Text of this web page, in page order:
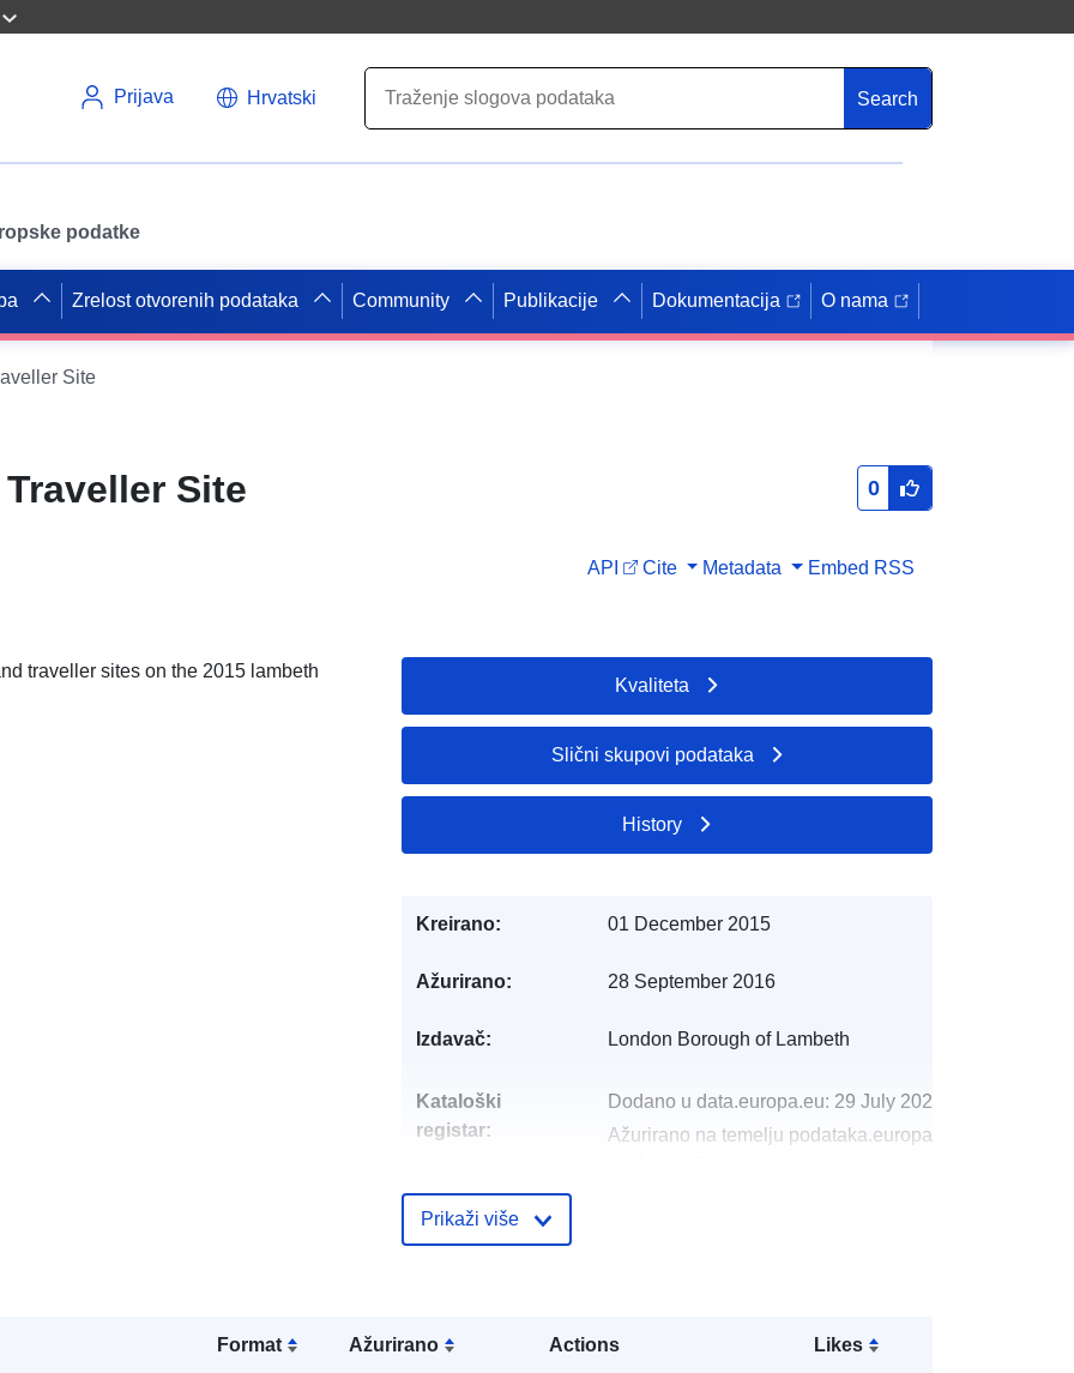
Prijava Hrvatski Search
podatke
Zrelost otvorenih podataka Community Publikacije Dokumentacija O nama
Site
Site 0
API Cite Metadata Embed RSS
traveller sites on the 2015 lambeth
Formаt Ažurirano Actions Likes
Kvaliteta
Slični skupovi podataka
History
Kreirano: 01 December 2015
Ažurirano: 28 September 2016
Izdavač: London Borough of Lambeth
Kataloški
registar:
Dodano u data.europa.eu: 29 July 2026
Ažurirano na temelju podataka.europa.eu:
uriRef:
Prikaži više